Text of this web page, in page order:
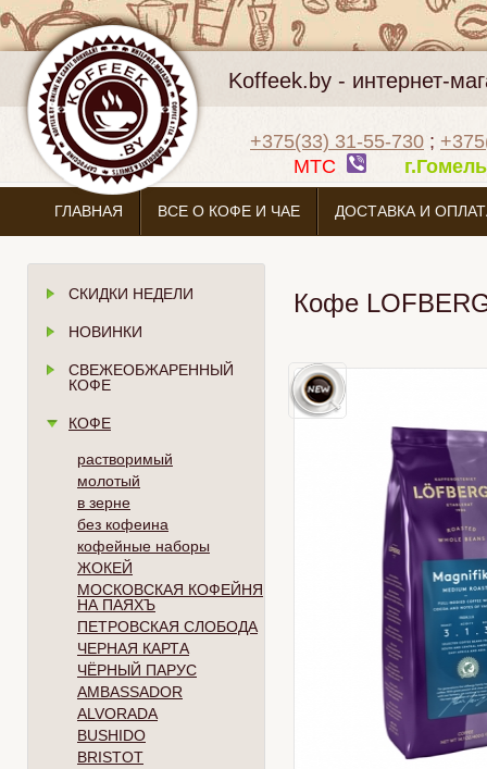
Koffeek.by - интернет-
+375(33) 31-55-730 ;
МТС
ГЛАВНАЯ ВСЕ О КОФЕ И ЧАЕ ДОСТАВКА И
СКИДКИ НЕДЕЛИ
НОВИНКИ
СВЕЖЕОБЖАРЕННЫЙ
КОФЕ
КОФЕ
растворимый
молотый
в зерне
без кофеина
кофейные наборы
ЖОКЕЙ
МОСКОВСКАЯ КОФЕЙНЯ
НА ПАЯХЪ
ПЕТРОВСКАЯ СЛОБОДА
ЧЕРНАЯ КАРТА
ЧЁРНЫЙ ПАРУС
AMBASSADOR
ALVORADA
BUSHIDO
BRISTOT
Кофе